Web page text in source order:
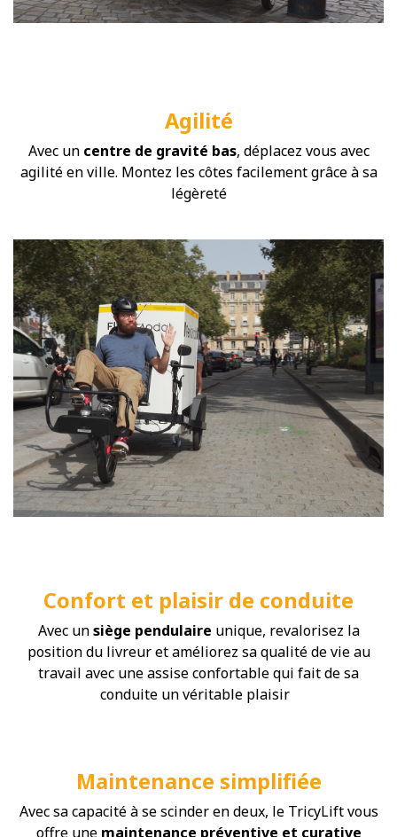
Agilité
Avec un centre de gravité bas, déplacez vous avec
agilité en ville. Montez les côtes facilement grâce à sa
légèreté
Confort et plaisir de conduite
Avec unsiège pendulaire unique, revalorisez la
position du livreur et améliorez sa qualité de vie au
travail avec une assise confortable qui fait de sa
conduite un véritable plaisir
Maintenance simplifiée
Avec sa capacité à se scinder en deux, le TricyLift vous
offre une maintenance préventive et curative